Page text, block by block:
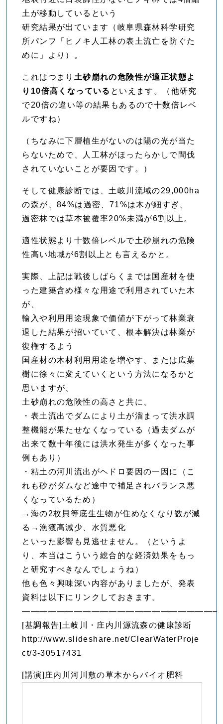
土が移動しているという
研究結果が出ています（岐阜県森林科学研究
所パンフ「ヒノキ人工林の表土流亡を防ぐた
めに」より）。
これはつまり 土砂崩れの危険性が適正状態よ
り10倍高くなっている といえます。（他研究
で20倍の違い等の結果もあるので十数倍レベ
ルですね）
（ちなみに下層植生がないのは陽の光が当た
らないためで、人工林がほったらかしで間伐
されていないことが要因です。）
そして健康診断では、土岐川流域の29,000ha
の森が、84%は過密、71%は木が細すぎ、
過密林では草本被覆率20%未満が6割以上。
適性状態より十数倍レベルで土砂崩れの危険
性高い地域が6割以上とも言えるかと。
実際、上記は戦後しばらくまでは国産材を使
った建築含め様々な用途で利用されていた木
が、
輸入や利用用途現象で価値が下がって林業衰
退した結果が招いていて、根本解決は林業が
復権するよう
国産材の木材利用用途を増やす、または広葉
樹に徐々に変えていくという方法になるかと
思いますが、
土砂崩れの危険性の高さと共に、
・表土流出でダムにより土が溜まって洪水調
整機能が果たせなくなっている（過去ダムが
出来て数十年後には洪水発生が多くなった事
例もあり）
・粘土の河川流出がヘドロ要因の一因に（こ
れも砂がダムなど途中で補足されバランス悪
くなっているため）
→海の2枚貝等底生生物が住めなくなり数が減
る→漁獲高減少、水質悪化
といった影響も見逃せません。（というよ
り、本当はこういう総合的な経済効果をもっ
と研究すべきなんでしょうね）
他も色々興味深い内容がありましたが、発表
資料は以下にリンクしておきます。
——————————————————————–
[基調報告]土岐川・庄内川源流森の健康診断
http://www.slideshare.net/ClearWaterProje
ct/3-30517431
[講演]庄内川河川敷の草木からバイオ肥料